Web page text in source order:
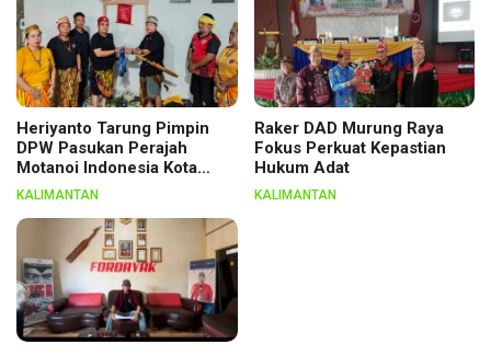
Heriyanto Tarung Pimpin
DPW Pasukan Perajah
Motanoi Indonesia Kota
Palangka Raya, Dikukuhkan
KALIMANTAN
Raker DAD Murung Raya
Fokus Perkuat Kepastian
Hukum Adat
KALIMANTAN